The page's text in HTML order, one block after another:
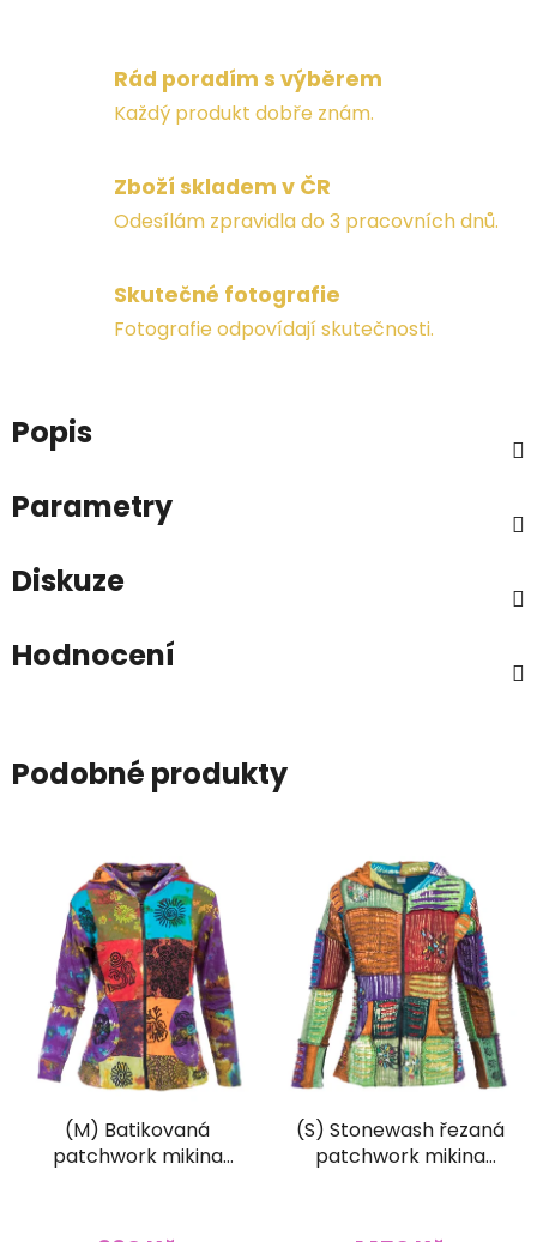
Rád poradím s výběrem
Každý produkt dobře znám.
Zboží skladem v ČR
Odesílám zpravidla do 3 pracovních dnů.
Skutečné fotografie
Fotografie odpovídají skutečnosti.
Popis
Parametry
Diskuze
Hodnocení
Podobné produkty
(M) Batikovaná
patchwork mikina
(S) Stonewash řezaná
patchwork mikina